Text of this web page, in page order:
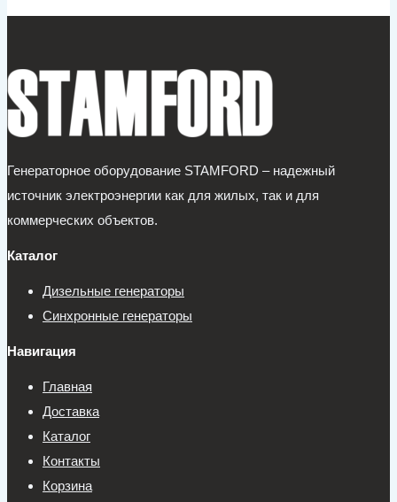
Генераторное оборудование STAMFORD – надежный
источник электроэнергии как для жилых, так и для
коммерческих объектов.
Каталог
Дизельные генераторы
Синхронные генераторы
Навигация
Главная
Доставка
Каталог
Контакты
Корзина